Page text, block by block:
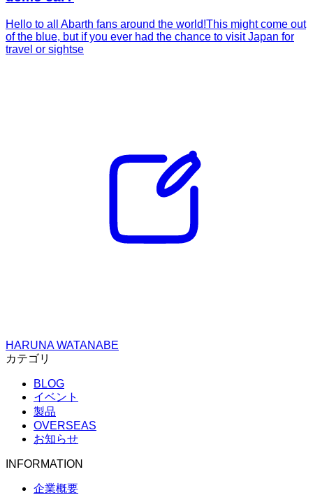
Hello to all Abarth fans around the world!This might come out
of the blue, but if you ever had the chance to visit Japan for
travel or sightse
HARUNA WATANABE
カテゴリ
BLOG
イベント
製品
OVERSEAS
お知らせ
INFORMATION
企業概要